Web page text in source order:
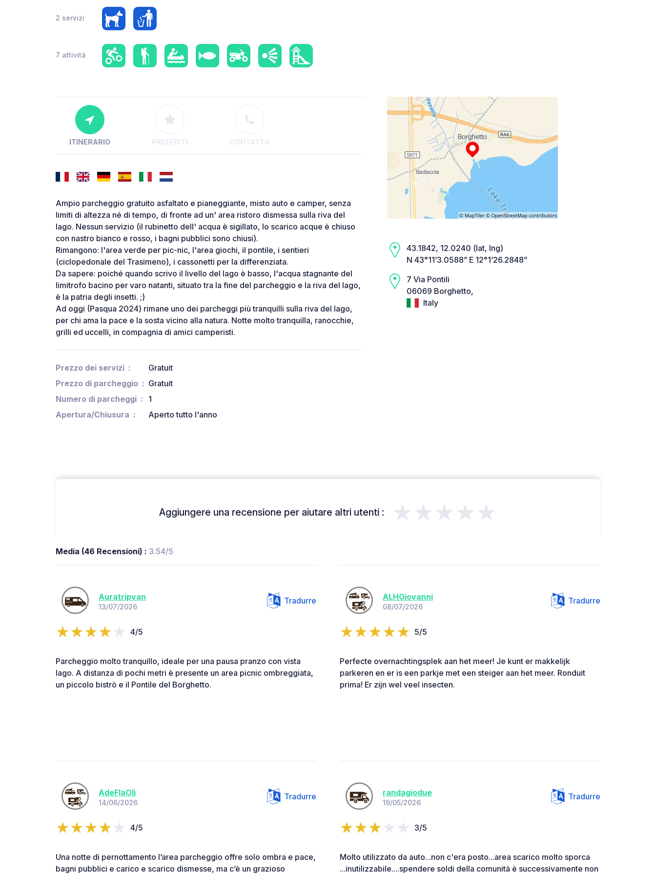
2 servizi
7 attività
ITINERARIO PREFERITI CONTATTO
Ampio parcheggio gratuito asfaltato e pianeggiante, misto auto e camper, senza
limiti di altezza né di tempo, di fronte ad un' area ristoro dismessa sulla riva del
lago. Nessun servizio (il rubinetto dell' acqua è sigillato, lo scarico acque è chiuso
con nastro bianco e rosso, i bagni pubblici sono chiusi).
Rimangono: l'area verde per pic-nic, l'area giochi, il pontile, i sentieri
(ciclopedonale del Trasimeno), i cassonetti per la differenziata.
Da sapere: poiché quando scrivo il livello del lago è basso, l'acqua stagnante del
limitrofo bacino per varo natanti, situato tra la fine del parcheggio e la riva del lago,
è la patria degli insetti. ;)
Ad oggi (Pasqua 2024) rimane uno dei parcheggi più tranquilli sulla riva del lago,
per chi ama la pace e la sosta vicino alla natura. Notte molto tranquilla, ranocchie,
grilli ed uccelli, in compagnia di amici camperisti.
Prezzo dei servizi
Gratuit
Prezzo di parcheggio
Gratuit
Numero di parcheggi
1
Apertura/Chiusura
Aperto tutto l'anno
43.1842, 12.0240 (lat, lng)
N 43°11’3.0588” E 12°1’26.2848”
7 Via Pontili
06069 Borghetto,
Italy
Aggiungere una recensione per aiutare altri utenti : ★★★★★
Media (46 Recensioni) : 3.54/5
Auratripvan
13/07/2026
Tradurre
4/5
Parcheggio molto tranquillo, ideale per una pausa pranzo con vista
lago. A distanza di pochi metri è presente un area picnic ombreggiata,
un piccolo bistrò e il Pontile del Borghetto.
ALHGiovanni
08/07/2026
Tradurre
5/5
Perfecte overnachtingsplek aan het meer! Je kunt er makkelijk
parkeren en er is een parkje met een steiger aan het meer. Ronduit
prima! Er zijn wel veel insecten.
AdeFlaOli
14/06/2026
Tradurre
4/5
Una notte di pernottamento l’area parcheggio offre solo ombra e pace,
bagni pubblici e carico e scarico dismesse, ma c’è un grazioso
randagiodue
19/05/2026
Tradurre
3/5
Molto utilizzato da auto...non c'era posto...area scarico molto sporca
...inutilizzabile....spendere soldi della comunità è successivamente non